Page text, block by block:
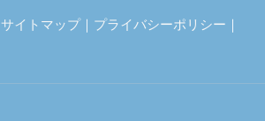
サイトマップ｜ プライバシーポリシー